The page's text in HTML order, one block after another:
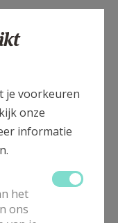
je voorkeuren
onze
informatie
het
ons